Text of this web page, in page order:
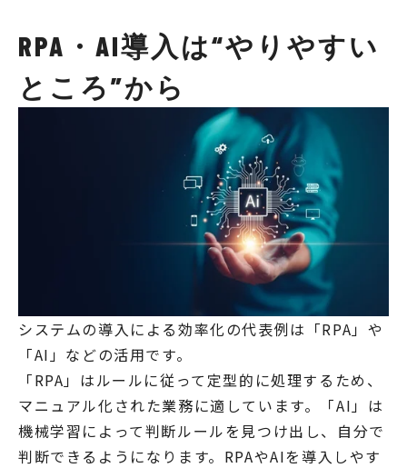
RPA・AI導入は“やりやすい
ところ”から
システムの導入による効率化の代表例は「RPA」や
「AI」などの活用です。
「RPA」はルールに従って定型的に処理するため、
マニュアル化された業務に適しています。「AI」は
機械学習によって判断ルールを見つけ出し、自分で
判断できるようになります。RPAやAIを導入しやす